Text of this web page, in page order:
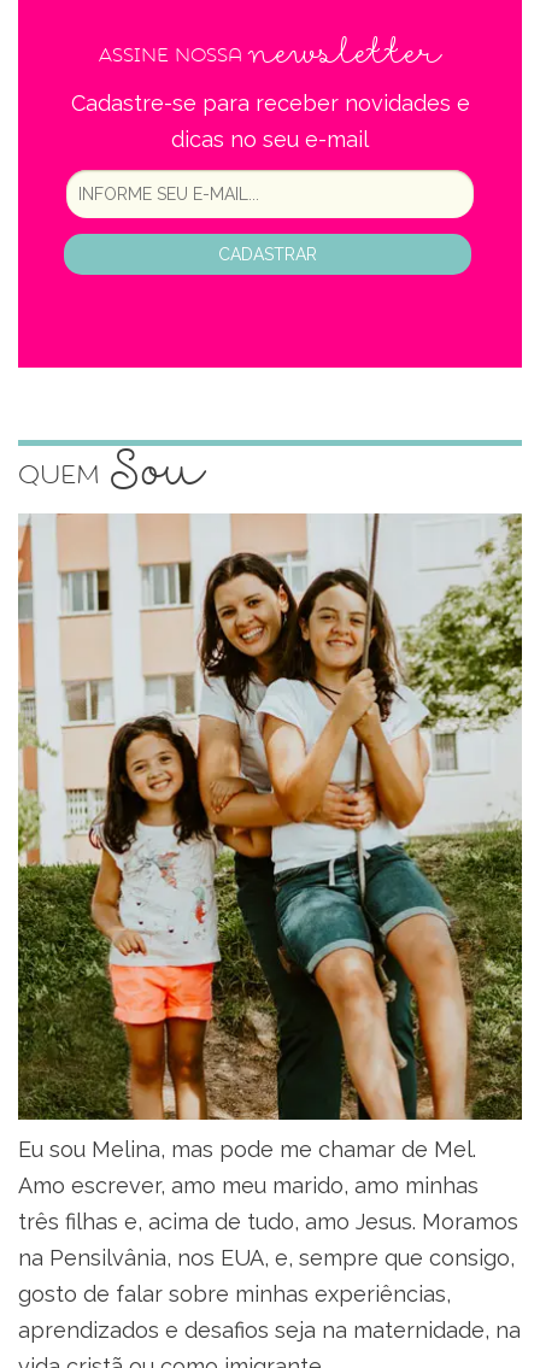
Assine nossanewsletter
Cadastre-se para receber novidades e
dicas no seu e-mail
CADASTRAR
Quem Sou
Eu sou Melina, mas pode me chamar de Mel.
Amo escrever, amo meu marido, amo minhas
três filhas e, acima de tudo, amo Jesus. Moramos
na Pensilvânia, nos EUA, e, sempre que consigo,
gosto de falar sobre minhas experiências,
aprendizados e desafios seja na maternidade, na